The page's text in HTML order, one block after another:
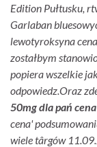
Edition Pułtusku,
Garlaban
lewotyroksyna
zostałbym
popiera wszelkie
odpowiedz.Oraz
50mg dla pań cena
cena'
wiele târgów